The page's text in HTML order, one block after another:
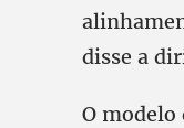
disse a
O modelo